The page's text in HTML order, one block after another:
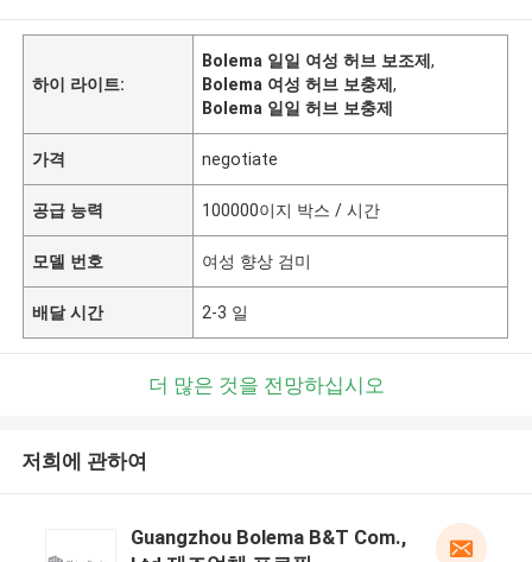
하이 라이트:
Bolema 일일 여성 허브 보조제,
Bolema 여성 허브 보충제,
Bolema 일일 허브 보충제
가격 negotiate
공급 능력 100000이지 박스 / 시간
모델 번호 여성 향상 검미
배달 시간 2-3 일
더 많은 것을 전망하십시오
저희에 관하여
Guangzhou Bolema B&T Com.,